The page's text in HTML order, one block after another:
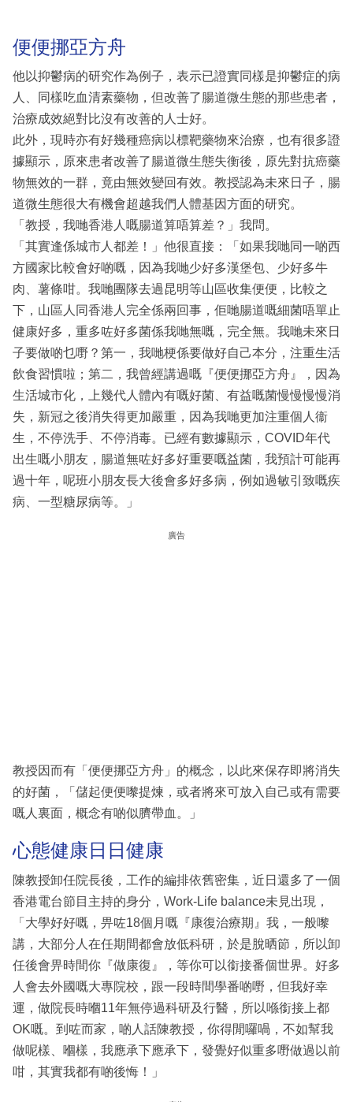
便便挪亞方舟
他以抑鬱病的研究作為例子，表示已證實同樣是抑鬱症的病
人、同樣吃血清素藥物，但改善了腸道微生態的那些患者，
治療成效絕對比沒有改善的人士好。
此外，現時亦有好幾種癌病以標靶藥物來治療，也有很多證
據顯示，原來患者改善了腸道微生態失衡後，原先對抗癌藥
物無效的一群，竟由無效變回有效。教授認為未來日子，腸
道微生態很大有機會超越我們人體基因方面的研究。
「教授，我哋香港人嘅腸道算唔算差？」我問。
「其實逢係城市人都差！」他很直接：「如果我哋同一啲西
方國家比較會好啲嘅，因為我哋少好多漢堡包、少好多牛
肉、薯條咁。我哋團隊去過昆明等山區收集便便，比較之
下，山區人同香港人完全係兩回事，佢哋腸道嘅細菌唔單止
健康好多，重多咗好多菌係我哋無嘅，完全無。我哋未來日
子要做啲乜嘢？第一，我哋梗係要做好自己本分，注重生活
飲食習慣啦；第二，我曾經講過嘅『便便挪亞方舟』，因為
生活城市化，上幾代人體內有嘅好菌、有益嘅菌慢慢慢慢消
失，新冠之後消失得更加嚴重，因為我哋更加注重個人衞
生，不停洗手、不停消毒。已經有數據顯示，COVID年代
出生嘅小朋友，腸道無咗好多好重要嘅益菌，我預計可能再
過十年，呢班小朋友長大後會多好多病，例如過敏引致嘅疾
病、一型糖尿病等。」
廣告
教授因而有「便便挪亞方舟」的概念，以此來保存即將消失
的好菌，「儲起便便嚟提煉，或者將來可放入自己或有需要
嘅人裏面，概念有啲似臍帶血。」
心態健康日日健康
陳教授卸任院長後，工作的編排依舊密集，近日還多了一個
香港電台節目主持的身分，Work-Life balance未見出現，
「大學好好嘅，畀咗18個月嘅『康復治療期』我，一般嚟
講，大部分人在任期間都會放低科研，於是脫晒節，所以卸
任後會畀時間你『做康復』，等你可以銜接番個世界。好多
人會去外國嘅大專院校，跟一段時間學番啲嘢，但我好幸
運，做院長時嗰11年無停過科研及行醫，所以喺銜接上都
OK嘅。到咗而家，啲人話陳教授，你得閒囉喎，不如幫我
做呢樣、嗰樣，我應承下應承下，發覺好似重多嘢做過以前
咁，其實我都有啲後悔！」